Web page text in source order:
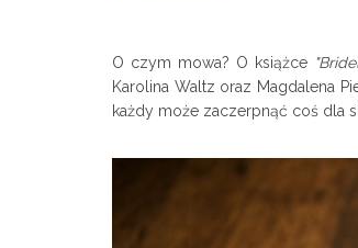
O czym mowa? O książce
Karolina Waltz oraz Magdalena
każdy może zaczerpnąć coś dla